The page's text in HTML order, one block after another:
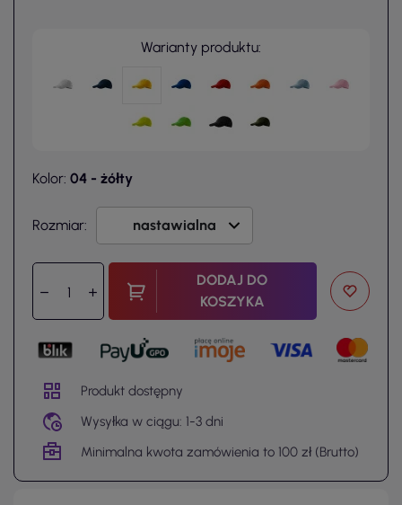
Warianty produktu:
Kolor: 04 - żółty
Rozmiar:
DODAJ DO
KOSZYKA
Produkt dostępny
Wysyłka w ciągu: 1-3 dni
Minimalna kwota zamówienia to 100 zł (Brutto)